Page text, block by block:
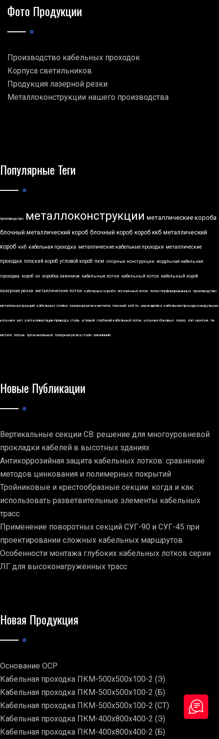
Фото Продукции
Производство кабельных проходок
Корпуса светильников
Продукция лазерной резки
Металлоконструкции нашего производства
Популярные Теги
производство металлоконструкции металлические короба
блочный металлический короб блочный короб короб ккб металлический
короб ккб кабельная проходка металлические кабельные проходки металлические
проходки плоский короб угловой короб пкм опорные конструкции модульная кабельная
проходка короб кз коробка зажимов кабельные лотки кабельный лоток кабельный короб
лазерная резка металлические лотки кабельные короба лестничный лоток лотки перфорированные производство
металлоконструкций кабельные стойки лазерная резка металла плоский ккб по нержавейка кабельная проходка модульная
косынки укп узел коммутации привода сталь угловой глубокий кабельный лоток косынки боковые лазер лэп монтаж пк
металл латунь трехканальный лазерная резка стали алюминий
Новые Публикации
Вертикальные секции СВ: решение для многоуровневой
прокладки кабелей в высотных зданиях
Антикоррозийная защита кабельных лотков: сравнение
методов цинкования и полимерных покрытий
Тройниковые и крестообразные секции: когда и как
использовать разветвительные элементы кабельных
трасс
Применение поворотных секций СУГ-90 и СУГ-45 при
проектировании сложных кабельных маршрутов
Особенности монтажа глубоких кабельных лотков серии
ЛГ для высоконагруженных трасс
Новая Продукция
Основание ОСР
Кабельная проходка ПКМ-500х500х100-2 (Э)
Кабельная проходка ПКМ-500х500х100-2 (Б)
Кабельная проходка ПКМ-500х500х100-2 (СТ)
Кабельная проходка ПКМ-400х800х400-2 (Э)
Кабельная проходка ПКМ-400х800х400-2 (Б)